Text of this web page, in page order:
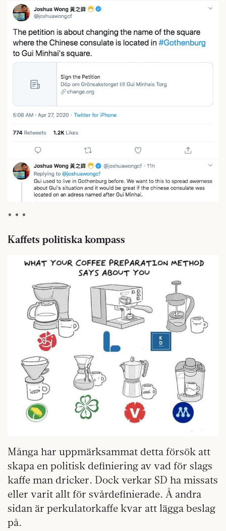
* * *
Kaffets politiska kompass
Många har uppmärksammat detta försök att
skapa en politisk definiering av vad för slags
kaffe man dricker. Dock verkar SD ha missats
eller varit allt för svårdefinierade. Å andra
sidan är perkulatorkaffe kvar att lägga beslag
på.